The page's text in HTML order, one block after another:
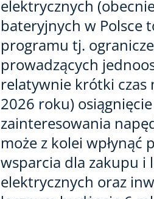
elektrycznych
bateryjnych w Polsce
programu tj.
prowadzących
relatywnie krótki czas
2026 roku)
zainteresowania
może z kolei
wsparcia dla zakupu i
elektrycznych oraz